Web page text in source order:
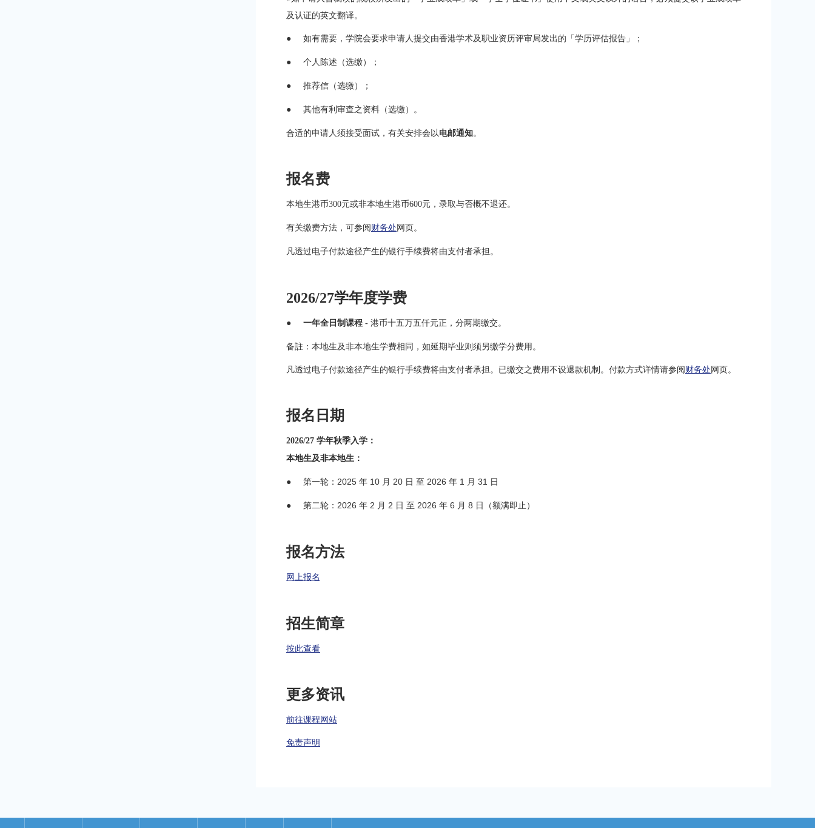
及认证的英文翻译。
● 如有需要，学院会要求申请人提交由香港学术及职业资历评审局发出的「学历评估报告」；
● 个人陈述（选缴）；
● 推荐信（选缴）；
● 其他有利审查之资料（选缴）。
合适的申请人须接受面试，有关安排会以电邮通知。
报名费
本地生港币300元或非本地生港币600元，录取与否概不退还。
有关缴费方法，可参阅 财务处 网页。
凡透过电子付款途径产生的银行手续费将由支付者承担。
2026/27学年度学费
● 一年全日制课程 - 港币十五万五仟元正，分两期缴交。
备註：本地生及非本地生学费相同，如延期毕业则须另缴学分费用。
凡透过电子付款途径产生的银行手续费将由支付者承担。已缴交之费用不设退款机制。付款方式详情请参阅财务处网页。
报名日期
2026/27 学年秋季入学：
本地生及非本地生：
● 第一轮：2025 年 10 月 20 日 至 2026 年 1 月 31 日
● 第二轮：2026 年 2 月 2 日 至 2026 年 6 月 8 日（额满即止）
报名方法
网上报名
招生简章
按此查看
更多资讯
前往课程网站
免责声明